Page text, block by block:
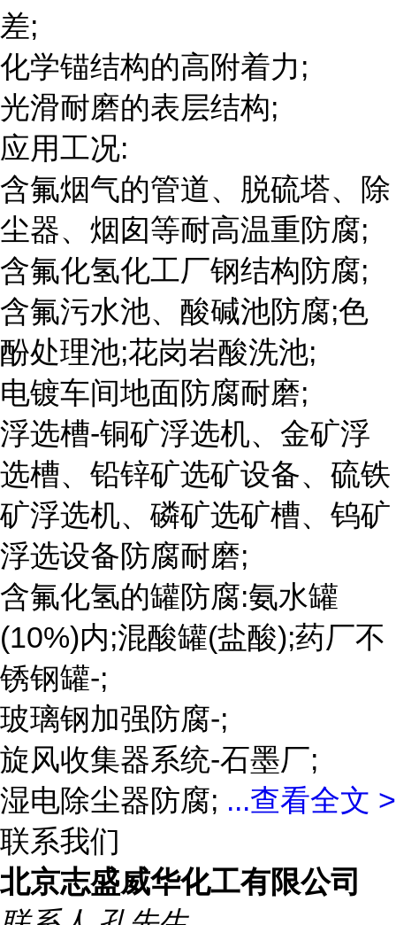
差;
化学锚结构的高附着力;
光滑耐磨的表层结构;
应用工况:
含氟烟气的管道、脱硫塔、除
尘器、烟囱等耐高温重防腐;
含氟化氢化工厂钢结构防腐;
含氟污水池、酸碱池防腐;色
酚处理池;花岗岩酸洗池;
电镀车间地面防腐耐磨;
浮选槽-铜矿浮选机、金矿浮
选槽、铅锌矿选矿设备、硫铁
矿浮选机、磷矿选矿槽、钨矿
浮选设备防腐耐磨;
含氟化氢的罐防腐:氨水罐
(10%)内;混酸罐(盐酸);药厂不
锈钢罐-;
玻璃钢加强防腐-;
旋风收集器系统-石墨厂;
湿电除尘器防腐; ...查看全文 >
联系我们
北京志盛威华化工有限公司